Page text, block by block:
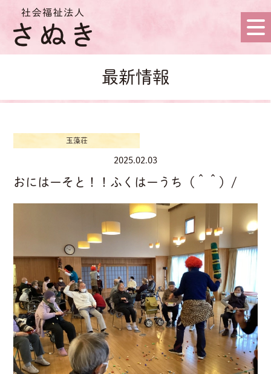
最新情報
玉藻荘
2025.02.03
おにはーそと！！ふくはーうち（＾＾）/